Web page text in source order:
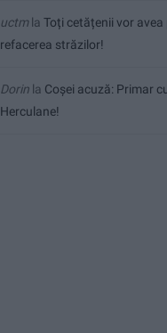
uctmla Toți cetățenii vor
refacerea străzilor!
Dorin la Coșei acuză: Primar
Herculane!